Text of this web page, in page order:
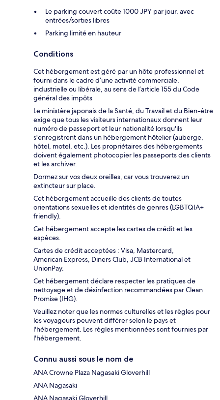
Le parking couvert coûte 1000 JPY par jour, avec
entrées/sorties libres
Parking limité en hauteur
Conditions
Cet hébergement est géré par un hôte professionnel et
fourni dans le cadre d’une activité commerciale,
industrielle ou libérale, au sens de l’article 155 du Code
général des impôts
Le ministère japonais de la Santé, du Travail et du Bien-être
exige que tous les visiteurs internationaux donnent leur
numéro de passeport et leur nationalité lorsqu'ils
s'enregistrent dans un hébergement hôtelier (auberge,
hôtel, motel, etc.). Les propriétaires des hébergements
doivent également photocopier les passeports des clients
et les archiver.
Dormez sur vos deux oreilles, car vous trouverez un
extincteur sur place.
Cet hébergement accueille des clients de toutes
orientations sexuelles et identités de genres (LGBTQIA+
friendly).
Cet hébergement accepte les cartes de crédit et les
espèces.
Cartes de crédit acceptées : Visa, Mastercard,
American Express, Diners Club, JCB International et
UnionPay.
Cet hébergement déclare respecter les pratiques de
nettoyage et de désinfection recommandées par Clean
Promise (IHG).
Veuillez noter que les normes culturelles et les règles pour
les voyageurs peuvent différer selon le pays et
l'hébergement. Les règles mentionnées sont fournies par
l'hébergement.
Connu aussi sous le nom de
ANA Crowne Plaza Nagasaki Gloverhill
ANA Nagasaki
ANA Nagasaki Gloverhill